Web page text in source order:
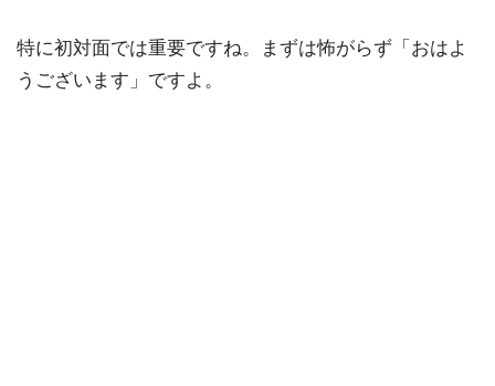
特に初対面では重要ですね。まずは怖がらず「おはよ
うございます」ですよ。